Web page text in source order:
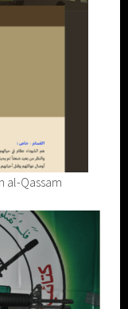
al-Qassam